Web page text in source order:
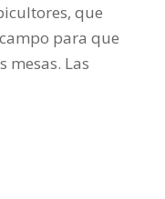
que
para que
mesas. Las